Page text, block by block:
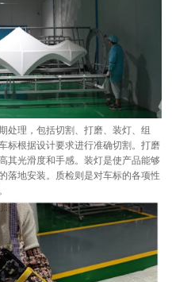
理，包括切割、打磨、装灯、组
标根据设计要求进行准确切割。打磨
其光滑度和手感。装灯是使产品能够
落地安装。质检则是对车标的各项性